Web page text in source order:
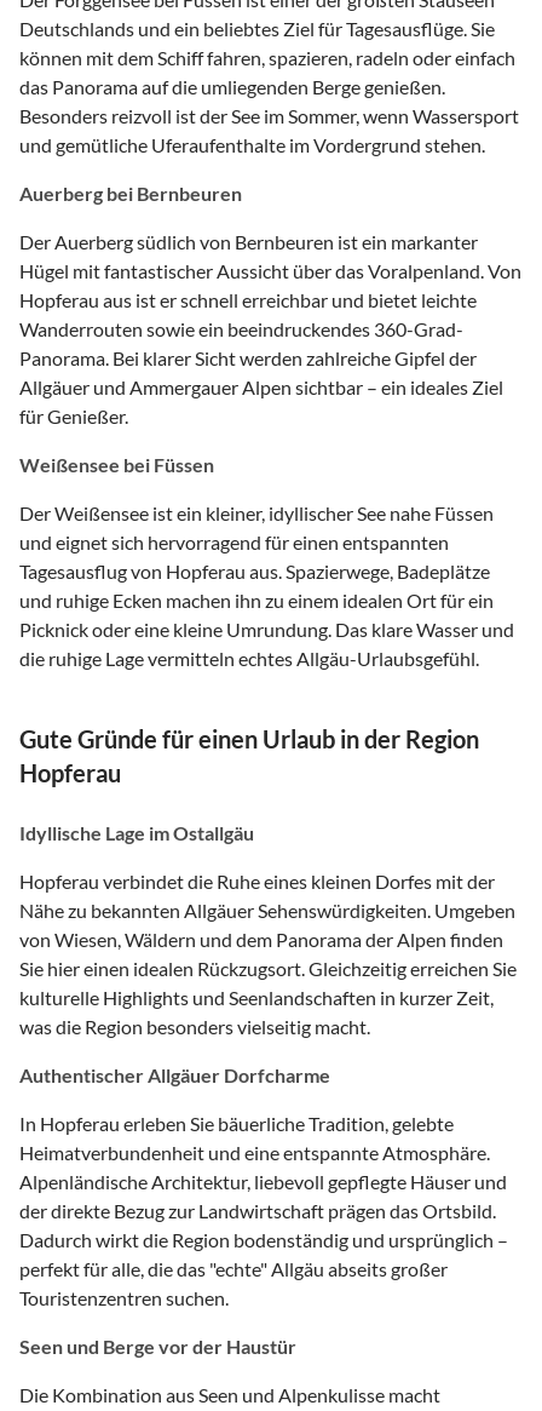
Deutschlands und ein beliebtes Ziel für Tagesausflüge. Sie
können mit dem Schiff fahren, spazieren, radeln oder einfach
das Panorama auf die umliegenden Berge genießen.
Besonders reizvoll ist der See im Sommer, wenn Wassersport
und gemütliche Uferaufenthalte im Vordergrund stehen.
Auerberg bei Bernbeuren
Der Auerberg südlich von Bernbeuren ist ein markanter
Hügel mit fantastischer Aussicht über das Voralpenland. Von
Hopferau aus ist er schnell erreichbar und bietet leichte
Wanderrouten sowie ein beeindruckendes 360-Grad-
Panorama. Bei klarer Sicht werden zahlreiche Gipfel der
Allgäuer und Ammergauer Alpen sichtbar – ein ideales Ziel
für Genießer.
Weißensee bei Füssen
Der Weißensee ist ein kleiner, idyllischer See nahe Füssen
und eignet sich hervorragend für einen entspannten
Tagesausflug von Hopferau aus. Spazierwege, Badeplätze
und ruhige Ecken machen ihn zu einem idealen Ort für ein
Picknick oder eine kleine Umrundung. Das klare Wasser und
die ruhige Lage vermitteln echtes Allgäu-Urlaubsgefühl.
Gute Gründe für einen Urlaub in der Region
Hopferau
Idyllische Lage im Ostallgäu
Hopferau verbindet die Ruhe eines kleinen Dorfes mit der
Nähe zu bekannten Allgäuer Sehenswürdigkeiten. Umgeben
von Wiesen, Wäldern und dem Panorama der Alpen finden
Sie hier einen idealen Rückzugsort. Gleichzeitig erreichen Sie
kulturelle Highlights und Seenlandschaften in kurzer Zeit,
was die Region besonders vielseitig macht.
Authentischer Allgäuer Dorfcharme
In Hopferau erleben Sie bäuerliche Tradition, gelebte
Heimatverbundenheit und eine entspannte Atmosphäre.
Alpenländische Architektur, liebevoll gepflegte Häuser und
der direkte Bezug zur Landwirtschaft prägen das Ortsbild.
Dadurch wirkt die Region bodenständig und ursprünglich –
perfekt für alle, die das "echte" Allgäu abseits großer
Touristenzentren suchen.
Seen und Berge vor der Haustür
Die Kombination aus Seen und Alpenkulisse macht